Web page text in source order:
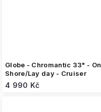
Globe - Chromantic 33" - On
Shore/Lay day - Cruiser
4 990 Kč